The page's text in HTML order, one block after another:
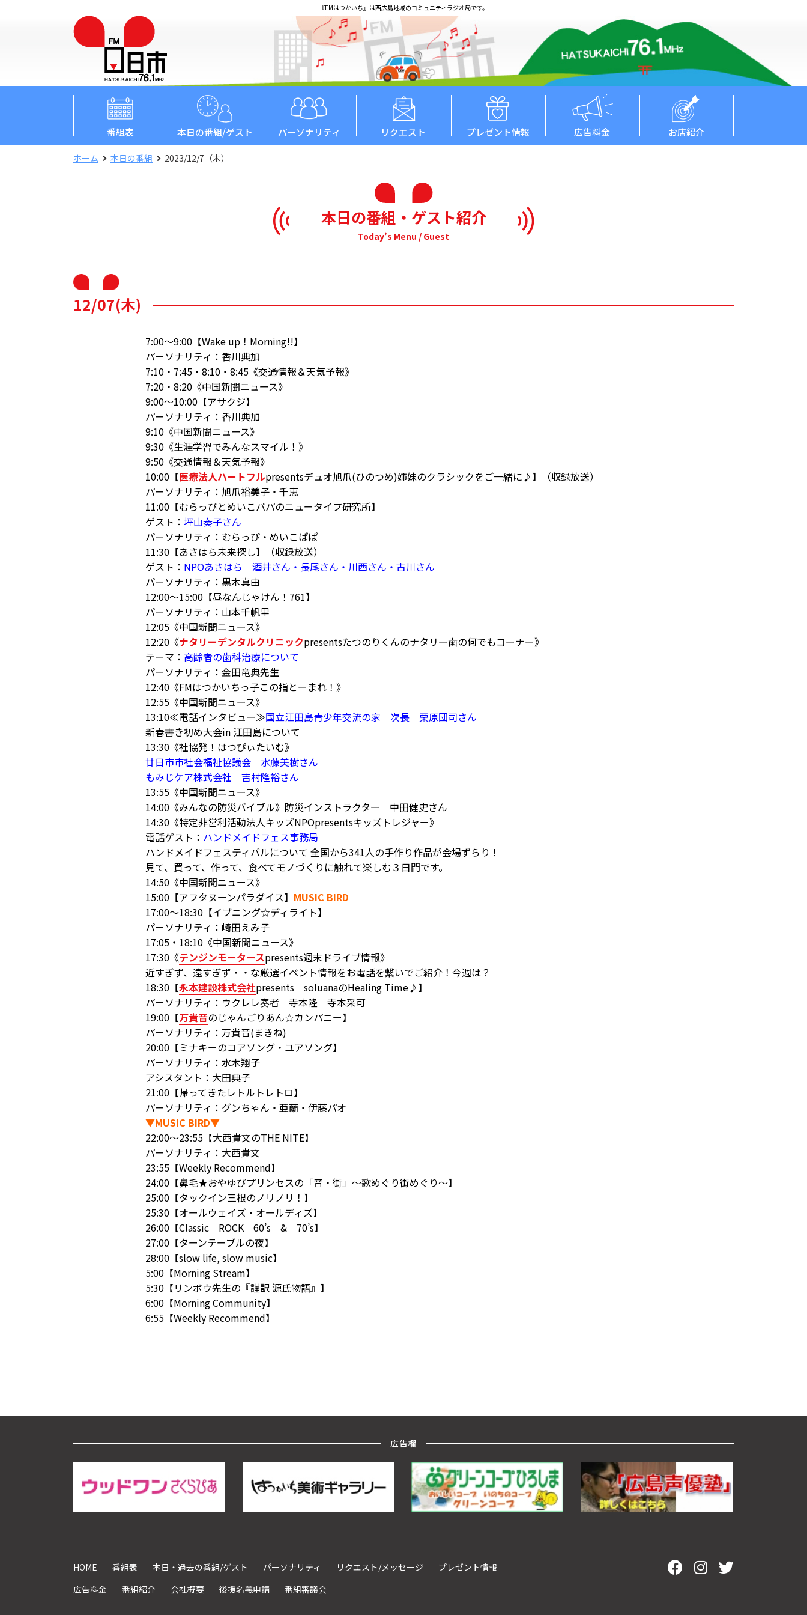
『FMはつかいち』は西広島地域のコミュニティラジオ局です。
番組表 本日の番組/ゲスト パーソナリティ リクエスト プレゼント情報 広告料金 お店紹介
ホーム 本日の番組 2023/12/7（木）
本日の番組・ゲスト紹介
Today’s Menu / Guest
12/07(木)
7:00～9:00【Wake up！Morning!!】
パーソナリティ：香川典加
7:10・7:45・8:10・8:45《交通情報＆天気予報》
7:20・8:20《中国新聞ニュース》
9:00～10:00【アサクジ】
パーソナリティ：香川典加
9:10《中国新聞ニュース》
9:30《生涯学習でみんなスマイル！》
9:50《交通情報＆天気予報》
10:00【医療法人ハートフルpresentsデュオ旭爪(ひのつめ)姉妹のクラシックをご一緒に♪】（収録放送）
パーソナリティ：旭爪裕美子・千恵
11:00【むらっぴとめいこパパのニュータイプ研究所】
ゲスト： 坪山奏子さん
パーソナリティ：むらっぴ・めいこぱぱ
11:30【あさはら未来探し】（収録放送）
ゲスト： NPOあさはら 酒井さん・長尾さん・川西さん・古川さん
パーソナリティ：黒木真由
12:00～15:00【昼なんじゃけん！761】
パーソナリティ：山本千帆里
12:05《中国新聞ニュース》
12:20《ナタリーデンタルクリニックpresentsたつのりくんのナタリー歯の何でもコーナー》
テーマ： 高齢者の歯科治療について
パーソナリティ：金田竜典先生
12:40《FMはつかいちっ子この指とーまれ！》
12:55《中国新聞ニュース》
13:10≪電話インタビュー≫国立江田島青少年交流の家 次長 栗原団司さん
新春書き初め大会in 江田島について
13:30《社協発！はつぴぃたいむ》
廿日市市社会福祉協議会 水藤美樹さん
もみじケア株式会社 吉村隆裕さん
13:55《中国新聞ニュース》
14:00《みんなの防災バイブル》防災インストラクター 中田健史さん
14:30《特定非営利活動法人キッズNPOpresentsキッズトレジャー》
電話ゲスト： ハンドメイドフェス事務局
ハンドメイドフェスティバルについて 全国から341人の手作り作品が会場ずらり！
見て、買って、作って、食べてモノづくりに触れて楽しむ３日間です。
14:50《中国新聞ニュース》
15:00【アフタヌーンパラダイス】 MUSIC BIRD
17:00～18:30【イブニング☆ディライト】
パーソナリティ：崎田えみ子
17:05・18:10《中国新聞ニュース》
17:30《テンジンモータースpresents週末ドライブ情報》
近すぎず、遠すぎず・・な厳選イベント情報をお電話を繋いでご紹介！今週は？
18:30【永本建設株式会社presents soluanaのHealing Time♪】
パーソナリティ：ウクレレ奏者 寺本隆 寺本采可
19:00【万貴音のじゃんごりあん☆カンパニー】
パーソナリティ：万貴音(まきね)
20:00【ミナキーのコアソング・ユアソング】
パーソナリティ：水木翔子
アシスタント：大田典子
21:00【帰ってきたレトルトレトロ】
パーソナリティ：グンちゃん・亜蘭・伊藤パオ
▼MUSIC BIRD▼
22:00～23:55【大西貴文のTHE NITE】
パーソナリティ：大西貴文
23:55【Weekly Recommend】
24:00【鼻毛★おやゆびプリンセスの「音・街」～歌めぐり街めぐり～】
25:00【タックイン三根のノリノリ！】
25:30【オールウェイズ・オールディズ】
26:00【Classic ROCK 60’s & 70’s】
27:00【ターンテーブルの夜】
28:00【slow life, slow music】
5:00【Morning Stream】
5:30【リンボウ先生の『謹訳 源氏物語』】
6:00【Morning Community】
6:55【Weekly Recommend】
広告欄
HOME 番組表 本日・過去の番組/ゲスト パーソナリティ リクエスト/メッセージ
プレゼント情報
広告料金
番組紹介 会社概要 後援名義申請 番組審議会